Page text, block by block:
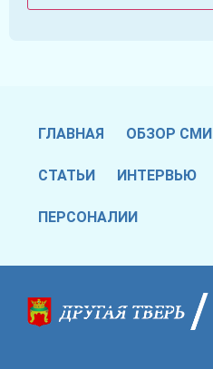
ГЛАВНАЯ ОБЗОР СМИ
СТАТЬИ ИНТЕРВЬЮ
ПЕРСОНАЛИИ